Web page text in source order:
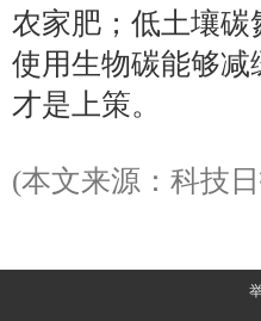
农家肥；低土壤
使用生物碳能够
才是上策。
(本文来源：科技